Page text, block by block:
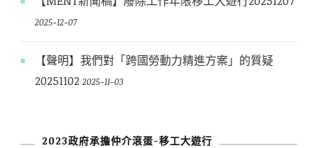
2025-12-07
【聲明】我們對「跨國勞動力精進方案」的質疑
20251102 2025-11-03
2023政府承擔仲介滾蛋-移工大遊行